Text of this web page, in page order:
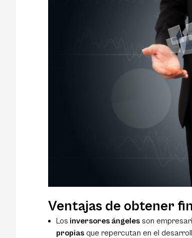
Ventajas de obtener
Los inversores ángeles son
propias que repercutan en el